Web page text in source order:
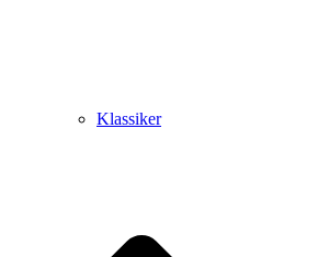
Klassiker